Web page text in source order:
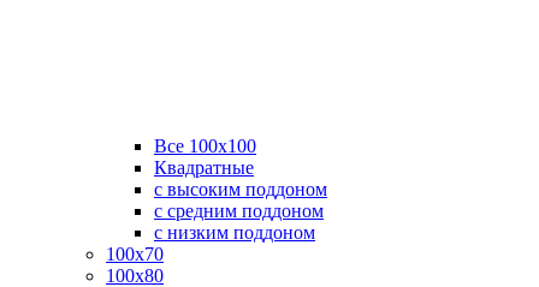
Все 100х100
Квадратные
с высоким поддоном
с средним поддоном
с низким поддоном
100х70
100х80